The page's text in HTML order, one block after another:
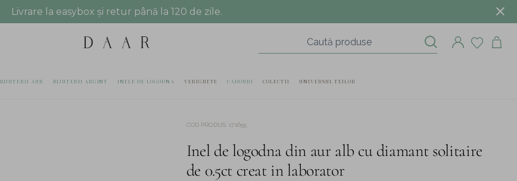
Livrare la easybox și retur până la 120 de zile.
BIJUTERII AUR BIJUTERII ARGINT INELE DE LOGODNA VERIGHETE CADOURI COLECTII UNIVERSUL TEILOR
COD PRODUS: 171655
Inel de logodna din aur alb cu diamant solitaire
de 0.5ct creat in laborator